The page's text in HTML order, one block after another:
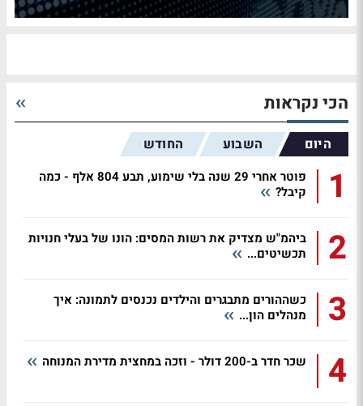
הכי נקראות
היום השבוע החודש
1
פוטר אחרי 29 שנה בלי שימוע, תבע 804 אלף - כמה
קיבל?
2
ביהמ"ש מצדיק את רשות המסים: הונו של בעלי חנויות
תכשיטים...
3
כשההורים מתבגרים והילדים נכנסים לתמונה: איך
מנהלים הון...
4 שכר חדר ב-200 דולר - וזכה במחצית מדירת המנוחה